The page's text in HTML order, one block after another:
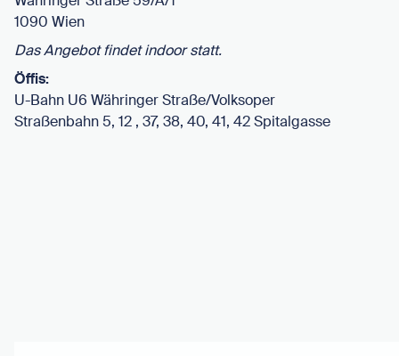
1090 Wien
Das Angebot findet indoor statt.
Öffis:
U-Bahn U6 Währinger Straße/Volksoper
Straßenbahn 5, 12 , 37, 38, 40, 41, 42 Spitalgasse